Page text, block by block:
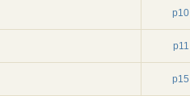
p10
p11
p15